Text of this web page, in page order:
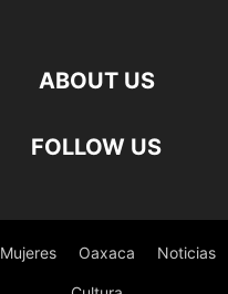
ABOUT US
FOLLOW US
Mujeres Oaxaca Noticias